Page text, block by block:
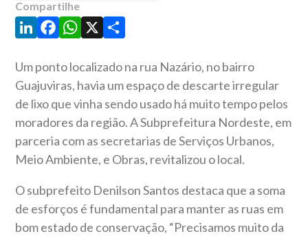
Compartilhe
LinkedIn
Facebook
WhatsApp
X Share
Um ponto localizado na rua Nazário, no bairro
Guajuviras, havia um espaço de descarte irregular
de lixo que vinha sendo usado há muito tempo pelos
moradores da região. A Subprefeitura Nordeste, em
parceria com as secretarias de Serviços Urbanos,
Meio Ambiente, e Obras, revitalizou o local.
O subprefeito Denilson Santos destaca que a soma
de esforços é fundamental para manter as ruas em
bom estado de conservação, “Precisamos muito da